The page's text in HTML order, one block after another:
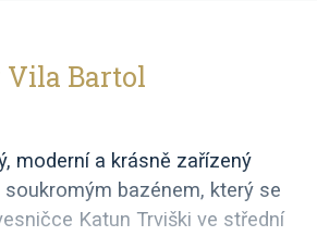
Vila Bartol
moderní a krásně zařízený
bazénem, který se
Katun Trviški ve střední